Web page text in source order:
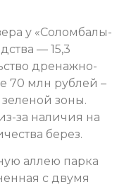
у «Соломбалы-
— 15,3
дренажно-
70 млн рублей –
зоны.
за наличия на
берез.
аллею парка
с двумя